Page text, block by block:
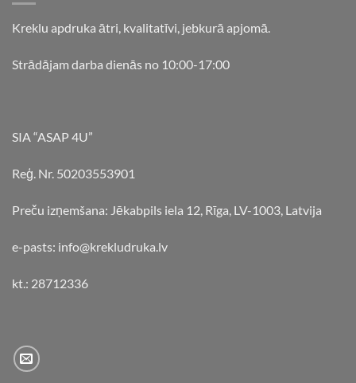
Kreklu apdruka ātri, kvalitatīvi, jebkurā apjomā.
Strādājam darba dienās no 10:00-17:00
SIA “ASAP 4U”
Reģ. Nr. 50203553901
Preču izņemšana: Jēkabpils iela 12, Rīga, LV-1003, Latvija
e-pasts: info@krekludruka.lv
kt.: 28712336